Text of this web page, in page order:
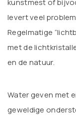
kunstmest of
levert veel
Regelmatige
met de
en de natuur.
Water geven met
geweldige